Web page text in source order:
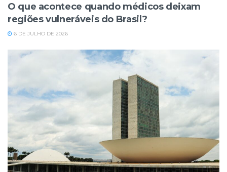
O que acontece quando médicos deixam
regiões vulneráveis do Brasil?
6 DE JULHO DE 2026